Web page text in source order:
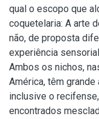
qual o escopo que
coquetelaria: A arte
não, de proposta
experiência
Ambos os nichos,
América, têm
inclusive o
encontrados